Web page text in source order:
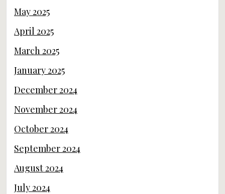
May 2025
April 2025
March 2025
January 2025
December 2024
November 2024
October 2024
September 2024
August 2024
July 2024